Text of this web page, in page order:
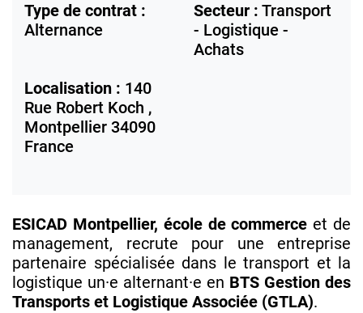
Type de contrat :
Alternance
Secteur : Transport
- Logistique -
Achats
Localisation : 140
Rue Robert Koch ,
Montpellier 34090
France
ESICAD Montpellier, école de commerce et de
management, recrute pour une entreprise
partenaire spécialisée dans le transport et la
logistique un·e alternant·e en BTS Gestion des
Transports et Logistique Associée (GTLA).